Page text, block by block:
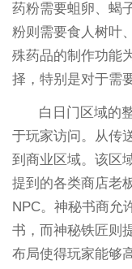
药粉需要蛆卵、蝎
粉则需要食人树叶
殊药品的制作功能
择，特别是对于需
白日门区域的
于玩家访问。从传
到商业区域。该区
提到的各类商店老
NPC。神秘书商允
书，而神秘铁匠则
布局使得玩家能够